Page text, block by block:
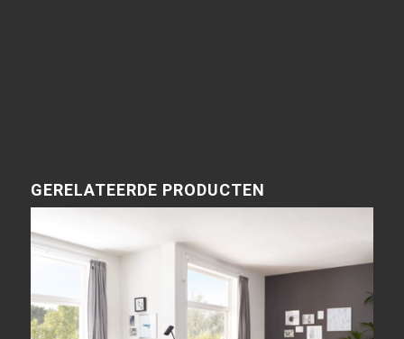
GERELATEERDE PRODUCTEN